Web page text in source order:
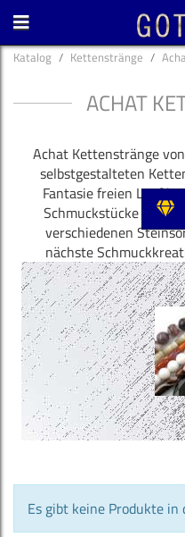
Katalog Kettenstränge
ACHAT
Achat Kettenstränge
selbstgestalteten
Fantasie freien Lauf
Schmuckstücke und
verschiedenen
nächste
Es gibt keine Produkte in